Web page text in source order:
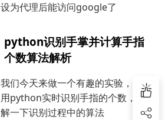
设为代理后能访问google了
python识别手掌并计算手指
个数算法解析
我们今天来做一个有趣的实验，如何
用python实时识别手指的个数，并讲
解一下识别过程中的算法